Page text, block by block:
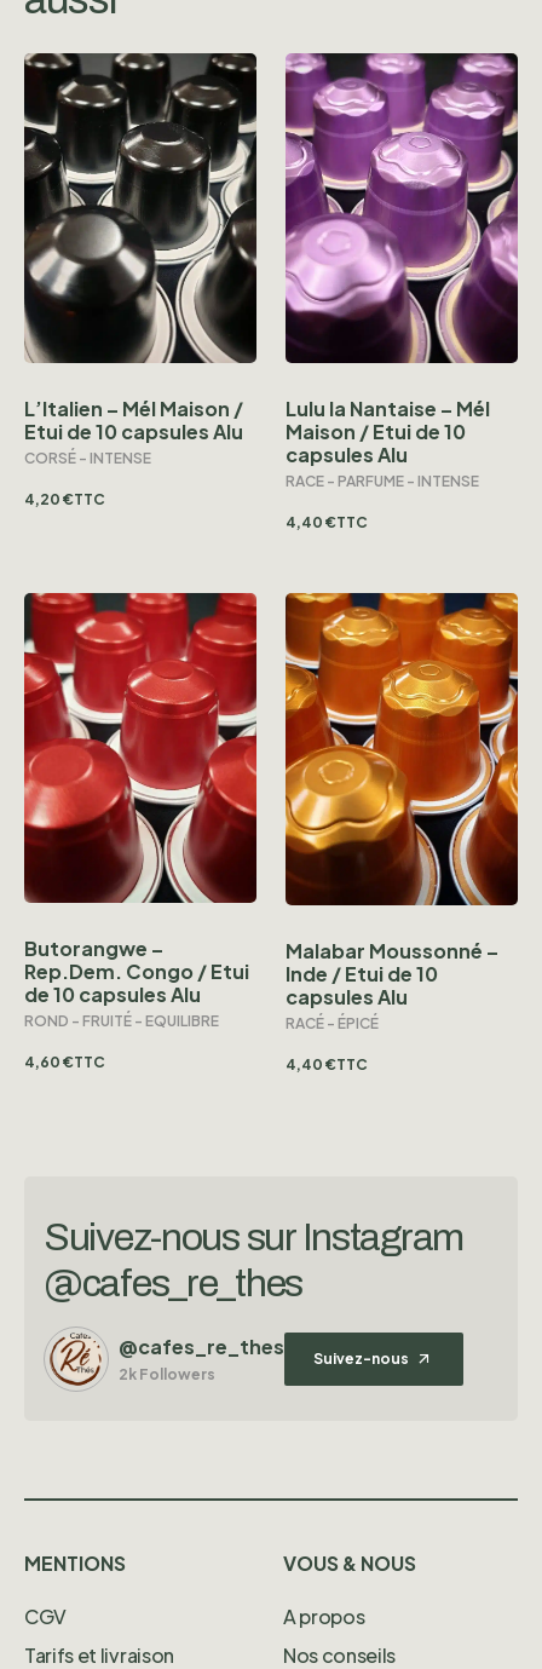
L’Italien – Mél Maison /
Etui de 10 capsules Alu
CORSÉ - INTENSE
4,20 €TTC
Lulu la Nantaise – Mél
Maison / Etui de 10
capsules Alu
RACE - PARFUME - INTENSE
4,40 €TTC
Butorangwe –
Rep.Dem. Congo / Etui
de 10 capsules Alu
ROND - FRUITÉ - EQUILIBRE
4,60 €TTC
Malabar Moussonné –
Inde / Etui de 10
capsules Alu
RACÉ - ÉPICÉ
4,40 €TTC
Suivez-nous sur Instagram
@cafes_re_thes
@cafes_re_thes
2k Followers
Suivez-nous
MENTIONS
CGV
Tarifs et livraison
VOUS & NOUS
A propos
Nos conseils